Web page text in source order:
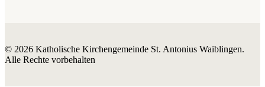
© 2026 Katholische Kirchengemeinde St. Antonius Waiblingen.
Alle Rechte vorbehalten